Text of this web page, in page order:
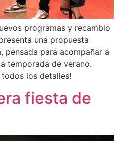
programas y recambio
una propuesta
pensada para acompañar a
temporada de verano.
los detalles!
fiesta de